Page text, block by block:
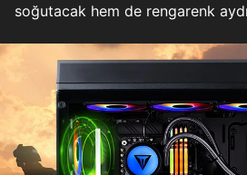
soğutacak hem de rengarenk